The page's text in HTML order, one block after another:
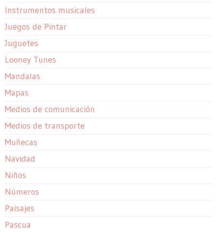
Instrumentos musicales
Juegos de Pintar
Juguetes
Looney Tunes
Mandalas
Mapas
Medios de comunicación
Medios de transporte
Muñecas
Navidad
Niños
Números
Paisajes
Pascua